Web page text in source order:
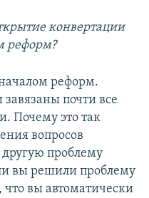
конвертации
реформ?
реформ.
почти все
Почему это так
вопросов
проблему
вы решили проблему
что вы автоматически